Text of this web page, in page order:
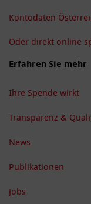
Kontodaten
Oder direkt online
Erfahren Sie mehr
Ihre Spende wirkt
Transparenz &
News
Publikationen
Jobs